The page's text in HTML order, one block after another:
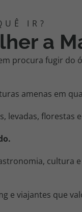
a
procura fugir do
amenas em
levadas, florestas
cultura
e viajantes que